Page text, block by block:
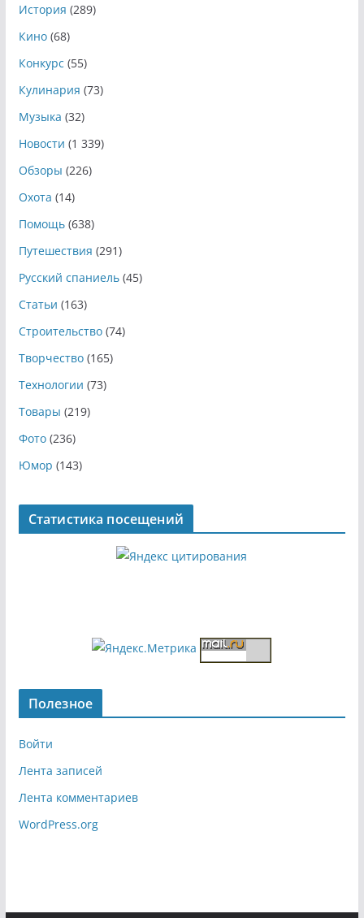
История (289)
Кино(68)
Конкурс (55)
Кулинария (73)
Музыка (32)
Новости (1 339)
Обзоры (226)
Охота (14)
Помощь(638)
Путешествия (291)
Русский спаниель(45)
Статьи (163)
Строительство(74)
Творчество(165)
Технологии (73)
Товары (219)
Фото(236)
Юмор (143)
Статистика посещений
Полезное
Войти
Лента записей
Лента комментариев
WordPress.org